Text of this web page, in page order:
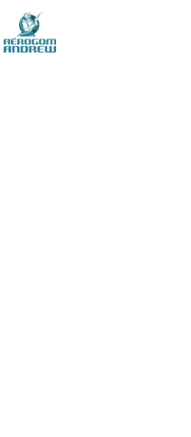
Panneau de gestion des cookies